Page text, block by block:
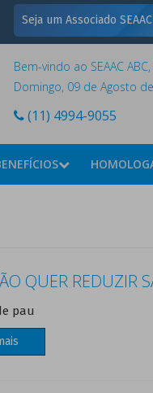
Seja um Associado
Bem-vindo ao SEAAC
Domingo, 09 de Agosto
(11) 4994-9055
QUER REDUZIR
pau